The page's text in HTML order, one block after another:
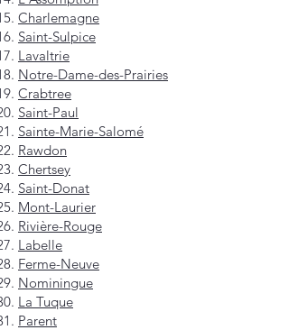
Charlemagne
Saint-Sulpice
Lavaltrie
Notre-Dame-des-Prairies
Crabtree
Saint-Paul
Sainte-Marie-Salomé
Rawdon
Chertsey
Saint-Donat
Mont-Laurier
Rivière-Rouge
Labelle
Ferme-Neuve
Nominingue
La Tuque
Parent